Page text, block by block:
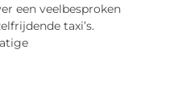
een veelbesproken
taxi’s.